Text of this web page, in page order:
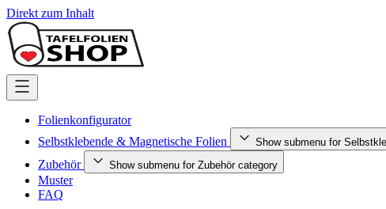
Direkt zum Inhalt
Folienkonfigurator
Selbstklebende & Magnetische Folien
Show submenu for
Zubehör Show submenu for Zubehör category
Muster
FAQ